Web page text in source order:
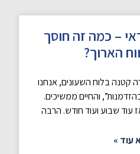
– כמה זה חוסך
הארוך?
קטנה בלוח השעונים, אנחנו
והחיים ממשיכים.
עוד שבוע ועוד חודש. הרבה
עוד »